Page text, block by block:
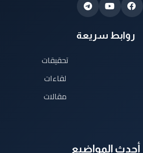
روابط سريعة
تحقيقات
لقاءات
مقالات
أحدث المواضيع